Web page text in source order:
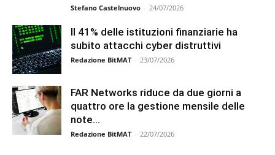
Stefano Castelnuovo - 24/07/2026
Il 41% delle istituzioni finanziarie ha
subito attacchi cyber distruttivi
Redazione BitMAT - 23/07/2026
FAR Networks riduce da due giorni a
quattro ore la gestione mensile delle
note...
Redazione BitMAT - 22/07/2026